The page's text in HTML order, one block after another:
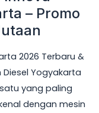
– Promo
2026 Terbaru &
Diesel Yogyakarta
yang paling
dengan mesin